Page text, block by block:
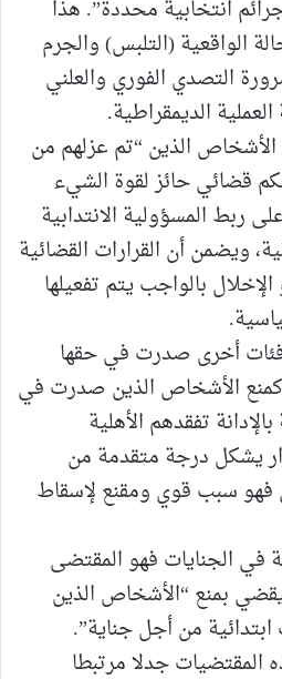
انتخابية محددة”. هذا
الواقعية (التلبس) والجرم
التصدي الفوري والعلني
الديمقراطية.
الأشخاص الذين “تم عزلهم من
قضائي حائز لقوة الشيء
ربط المسؤولية الانتدابية
ويضمن أن القرارات القضائية
بالواجب يتم تفعيلها
أخرى صدرت في حقها
كمنع الأشخاص الذين صدرت في
تفقدهم الأهلية
يشكل درجة متقدمة من
فهو سبب قوي ومقنع لإسقاط
في الجنايات فهو المقتضى
يقضي بمنع “الأشخاص الذين
من أجل جناية”.
جدلا مرتبطا